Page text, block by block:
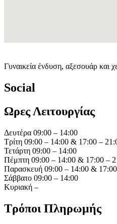
Γυναικεία ένδυση, αξεσουάρ και
Social
Ωρες Λειτουργίας
Δευτέρα 09:00 – 14:00
Τρίτη 09:00 – 14:00 & 17:00 –
Τετάρτη 09:00 – 14:00
Πέμπτη 09:00 – 14:00 & 17:00 –
Παρασκευή 09:00 – 14:00 &
Σάββατο 09:00 – 14:00
Κυριακή –
Τρόποι Πληρωμής